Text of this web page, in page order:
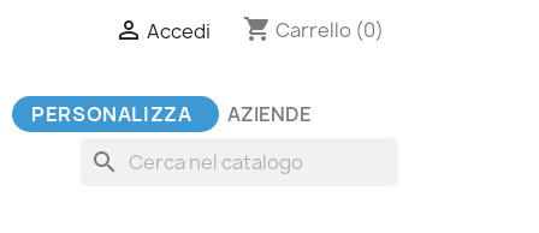
 Accedi shopping_cart Carrello (0)
PERSONALIZZA AZIENDE
search